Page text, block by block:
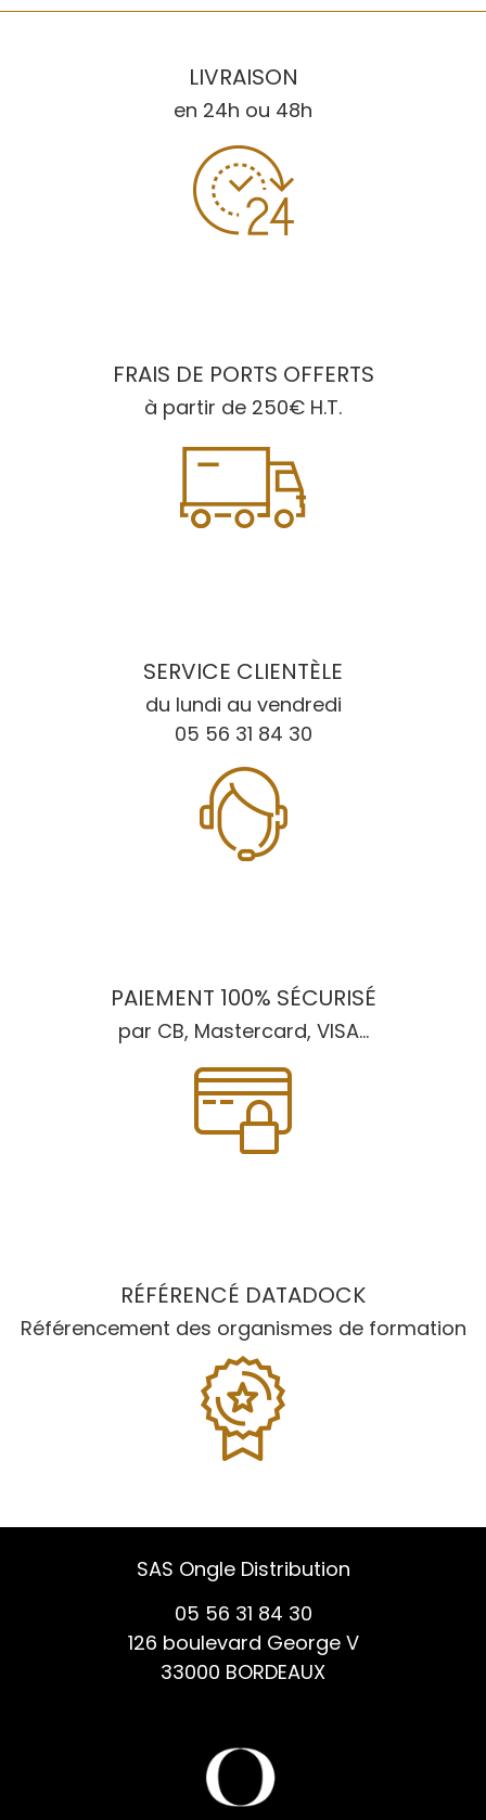
LIVRAISON
en 24h ou 48h
FRAIS DE PORTS OFFERTS
à partir de 250€ H.T.
SERVICE CLIENTÈLE
du lundi au vendredi
05 56 31 84 30
PAIEMENT 100% SÉCURISÉ
par CB, Mastercard, VISA...
RÉFÉRENCÉ DATADOCK
Référencement des organismes de formation
SAS Ongle Distribution
05 56 31 84 30
126 boulevard George V
33000 BORDEAUX